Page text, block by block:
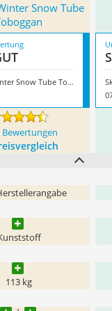
Snow Tube
Gofloats Winter Snow Tube Toboggan
Bewertungen
113 kg